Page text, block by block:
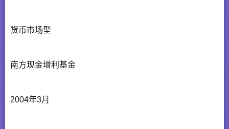
货币市场型
南方现金增利基金
2004年3月